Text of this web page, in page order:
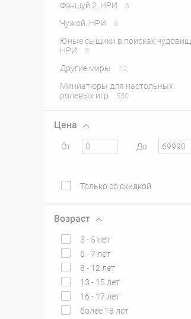
Фэншуй 2. НРИ 6
Чужой. НРИ 6
Юные сыщики в поисках чудовищ.
НРИ
3
Другие миры 12
Миниатюры для настольных
ролевых игр
530
Цена
От До
Только со скидкой
Возраст
3 - 5 лет
6 - 7 лет
8 - 12 лет
13 - 15 лет
16 - 17 лет
более 18 лет